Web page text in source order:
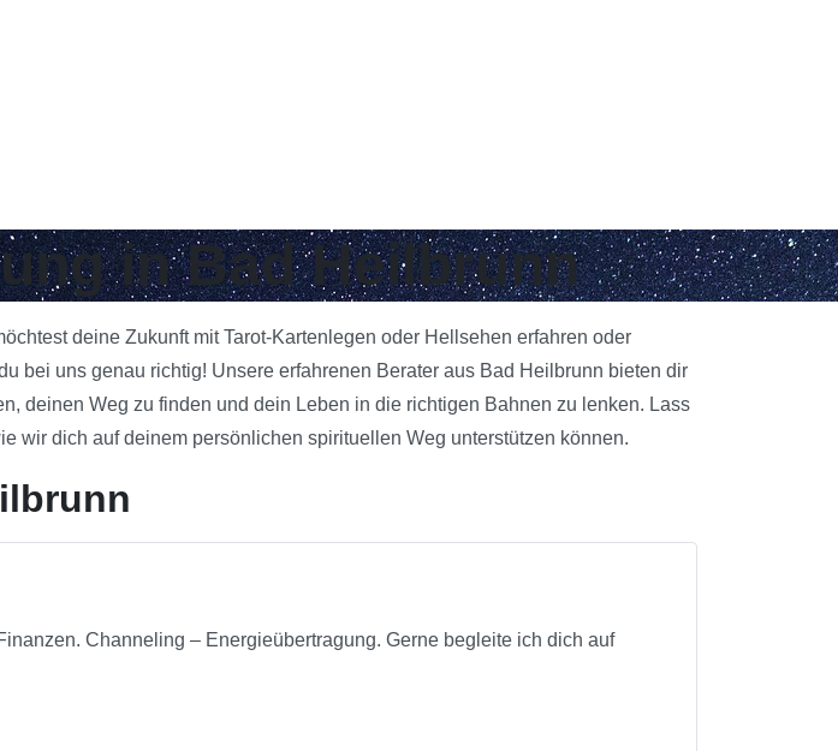
in Bad Heilbrunn
deine Zukunft mit Tarot-Kartenlegen oder Hellsehen erfahren oder
bei uns genau richtig! Unsere erfahrenen Berater aus Bad Heilbrunn bieten dir
deinen Weg zu finden und dein Leben in die richtigen Bahnen zu lenken. Lass
wir dich auf deinem persönlichen spirituellen Weg unterstützen können.
Channeling – Energieübertragung. Gerne begleite ich dich auf